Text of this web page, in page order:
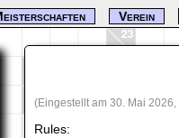
(Eingestellt am 30. Mai 2026,
Rules:
Verein